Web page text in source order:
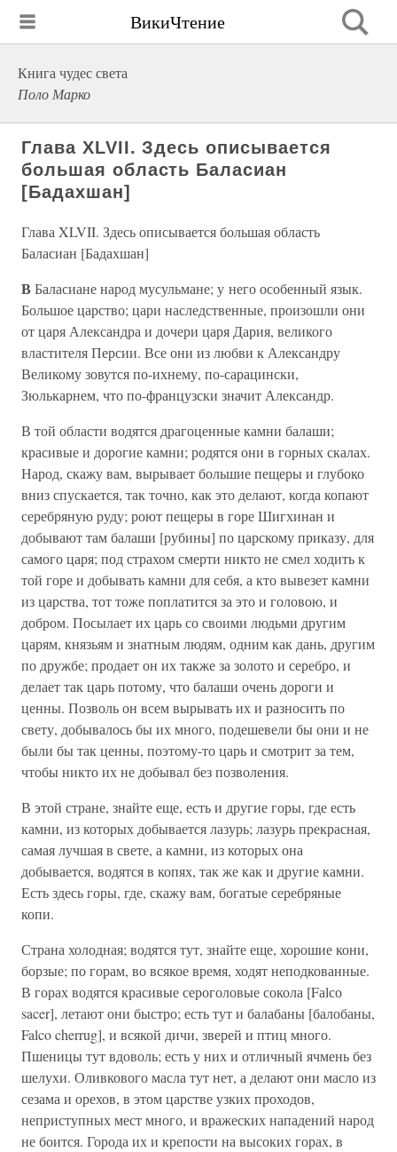
ВикиЧтение
Книга чудес света
Поло Марко
Глава XLVII. Здесь описывается
большая область Баласиан
[Бадахшан]
Глава XLVII. Здесь описывается большая область
Баласиан [Бадахшан]
ВБаласиане народ мусульмане; у него особенный язык.
Большое царство; цари наследственные, произошли они
от царя Александра и дочери царя Дария, великого
властителя Персии. Все они из любви к Александру
Великому зовутся по-ихнему, по-сарацински,
Зюлькарнем, что по-французски значит Александр.
В той области водятся драгоценные камни балаши;
красивые и дорогие камни; родятся они в горных скалах.
Народ, скажу вам, вырывает большие пещеры и глубоко
вниз спускается, так точно, как это делают, когда копают
серебряную руду; роют пещеры в горе Шигхинан и
добывают там балаши [рубины] по царскому приказу, для
самого царя; под страхом смерти никто не смел ходить к
той горе и добывать камни для себя, а кто вывезет камни
из царства, тот тоже поплатится за это и головою, и
добром. Посылает их царь со своими людьми другим
царям, князьям и знатным людям, одним как дань, другим
по дружбе; продает он их также за золото и серебро, и
делает так царь потому, что балаши очень дороги и
ценны. Позволь он всем вырывать их и разносить по
свету, добывалось бы их много, подешевели бы они и не
были бы так ценны, поэтому-то царь и смотрит за тем,
чтобы никто их не добывал без позволения.
В этой стране, знайте еще, есть и другие горы, где есть
камни, из которых добывается лазурь; лазурь прекрасная,
самая лучшая в свете, а камни, из которых она
добывается, водятся в копях, так же как и другие камни.
Есть здесь горы, где, скажу вам, богатые серебряные
копи.
Страна холодная; водятся тут, знайте еще, хорошие кони,
борзые; по горам, во всякое время, ходят неподкованные.
В горах водятся красивые сероголовые сокола [Fаlсо
sacer], летают они быстро; есть тут и балабаны [балобаны,
Falco cherrug], и всякой дичи, зверей и птиц много.
Пшеницы тут вдоволь; есть у них и отличный ячмень без
шелухи. Оливкового масла тут нет, а делают они масло из
сезама и орехов, в этом царстве узких проходов,
неприступных мест много, и вражеских нападений народ
не боится. Города их и крепости на высоких горах, в